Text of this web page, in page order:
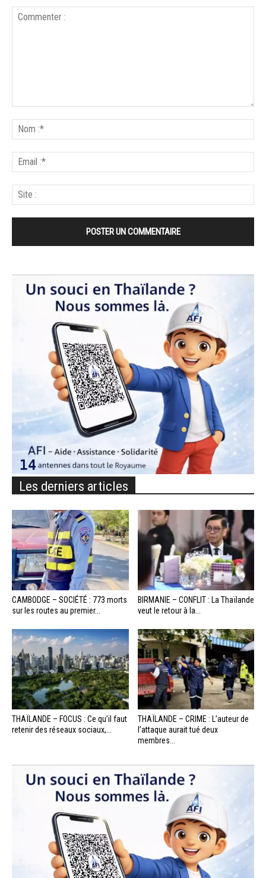
Les derniers articles
CAMBODGE – SOCIÉTÉ : 773 morts
sur les routes au premier...
BIRMANIE – CONFLIT : La Thaïlande
veut le retour à la...
THAÏLANDE – FOCUS : Ce qu’il faut
retenir des réseaux sociaux,...
THAÏLANDE – CRIME : L’auteur de
l’attaque aurait tué deux
membres...